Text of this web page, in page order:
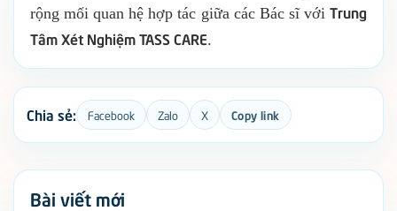
rộng mối quan hệ hợp tác giữa các Bác sĩ với Trung
Tâm Xét Nghiệm TASS CARE.
Chia sẻ: Facebook Zalo X Copy link
Bài viết mới